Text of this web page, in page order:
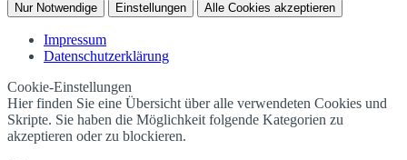
Nur Notwendige Einstellungen Alle Cookies akzeptieren
Impressum
Datenschutzerklärung
Cookie-Einstellungen
Hier finden Sie eine Übersicht über alle verwendeten Cookies und
Skripte. Sie haben die Möglichkeit folgende Kategorien zu
akzeptieren oder zu blockieren.